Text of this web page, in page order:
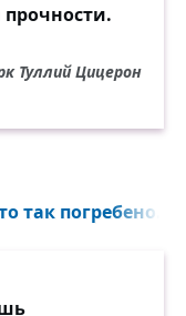
прочности.
Туллий Цицерон
так погребено...